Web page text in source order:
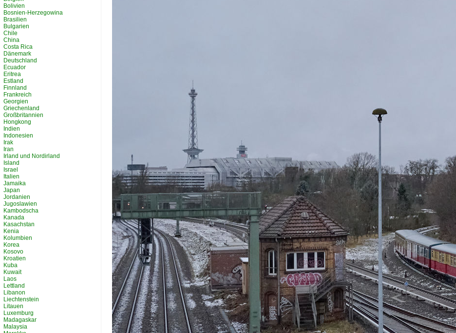
Bolivien
Bosnien-Herzegowina
Brasilien
Bulgarien
Chile
China
Costa Rica
Dänemark
Deutschland
Ecuador
Eritrea
Estland
Finnland
Frankreich
Georgien
Griechenland
Großbritannien
Hongkong
Indien
Indonesien
Irak
Iran
Irland und Nordirland
Island
Israel
Italien
Jamaika
Japan
Jordanien
Jugoslawien
Kambodscha
Kanada
Kasachstan
Kenia
Kolumbien
Korea
Kosovo
Kroatien
Kuba
Kuwait
Laos
Lettland
Libanon
Liechtenstein
Litauen
Luxemburg
Madagaskar
Malaysia